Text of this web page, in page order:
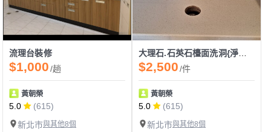
流理台裝修
$1,000/趟
黃朝榮
5.0
(615)
新北市與其他8個
大理石.石英石檯面洗洞{淨水器龍頭}
$2,500/件
黃朝榮
5.0
(615)
新北市與其他8個